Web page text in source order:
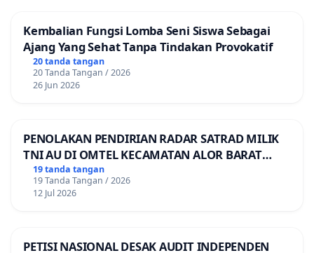
Kembalian Fungsi Lomba Seni Siswa Sebagai
Ajang Yang Sehat Tanpa Tindakan Provokatif
20 tanda tangan
20 Tanda Tangan / 2026
26 Jun 2026
PENOLAKAN PENDIRIAN RADAR SATRAD MILIK
TNI AU DI OMTEL KECAMATAN ALOR BARAT
LAUT, KABUPATEN ALOR
19 tanda tangan
19 Tanda Tangan / 2026
12 Jul 2026
PETISI NASIONAL DESAK AUDIT INDEPENDEN